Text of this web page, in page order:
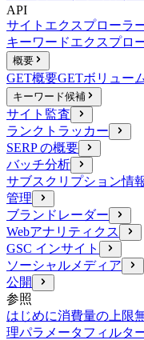
API
サイトエクスプローラ
キーワードエクスプロ
概要
GET概要GETボリュー
キーワード候補
サイト監査
ランクトラッカー
SERP の概要
バッチ分析
サブスクリプション情
管理
ブランドレーダー
Webアナリティクス
GSC インサイト
ソーシャルメディア
公開
参照
はじめに消費量の上限
理パラメータフィルタ